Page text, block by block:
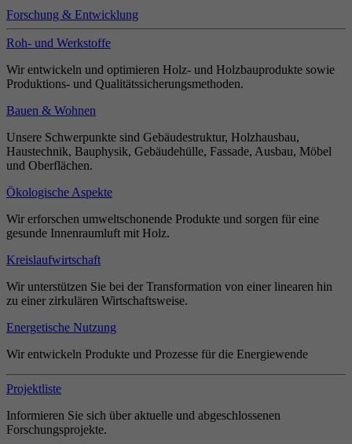
Forschung & Entwicklung
Roh- und Werkstoffe
Wir entwickeln und optimieren Holz- und Holzbauprodukte sowie
Produktions- und Qualitätssicherungsmethoden.
Bauen & Wohnen
Unsere Schwerpunkte sind Gebäudestruktur, Holzhausbau,
Haustechnik, Bauphysik, Gebäudehülle, Fassade, Ausbau, Möbel
und Oberflächen.
Ökologische Aspekte
Wir erforschen umweltschonende Produkte und sorgen für eine
gesunde Innenraumluft mit Holz.
Kreislaufwirtschaft
Wir unterstützen Sie bei der Transformation von einer linearen hin
zu einer zirkulären Wirtschaftsweise.
Energetische Nutzung
Wir entwickeln Produkte und Prozesse für die Energiewende
Projektliste
Informieren Sie sich über aktuelle und abgeschlossenen
Forschungsprojekte.